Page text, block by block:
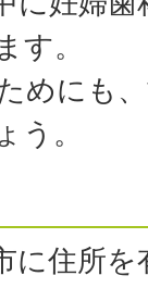
す。
めにも
う。
に住所を